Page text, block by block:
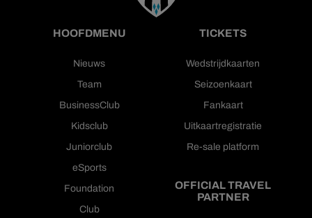
HOOFDMENU
Nieuws
Team
BusinessClub
Kidsclub
Juniorclub
eSports
Foundation
Club
TICKETS
Wedstrijdkaarten
Seizoenkaart
Fankaart
Uitkaartregistratie
Re-sale platform
OFFICIAL TRAVEL
PARTNER